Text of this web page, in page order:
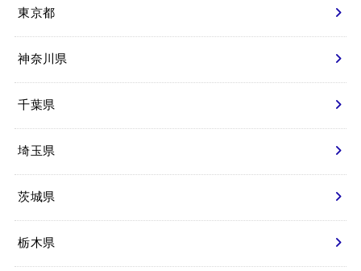
東京都
神奈川県
千葉県
埼玉県
茨城県
栃木県